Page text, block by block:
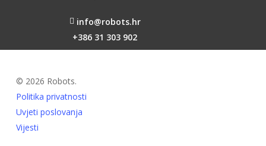
info@robots.hr
+386 31 303 902
© 2026 Robots.
Politika privatnosti
Uvjeti poslovanja
Vijesti